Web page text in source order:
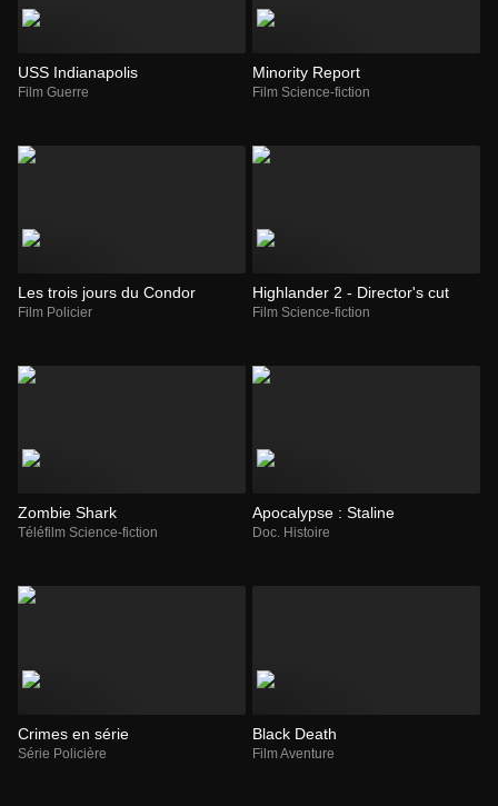
USS Indianapolis
Film Guerre
Minority Report
Film Science-fiction
Les trois jours du Condor
Film Policier
Highlander 2 - Director's cut
Film Science-fiction
Zombie Shark
Téléfilm Science-fiction
Apocalypse : Staline
Doc. Histoire
Crimes en série
Série Policière
Black Death
Film Aventure